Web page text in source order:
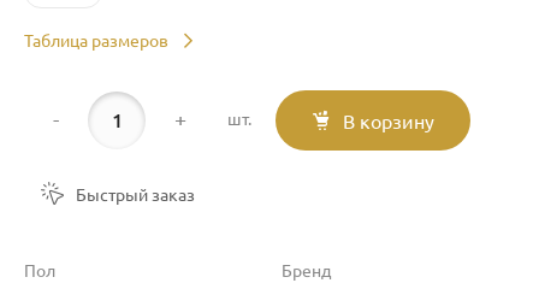
Таблица размеров
- + шт. В корзину
Быстрый заказ
Пол
Бренд